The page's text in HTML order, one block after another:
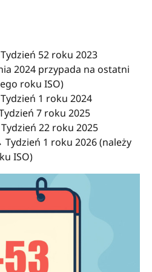
52 roku 2023
2024 przypada na ostatni
roku ISO)
1 roku 2024
7 roku 2025
22 roku 2025
1 roku 2026 (należy
ISO)